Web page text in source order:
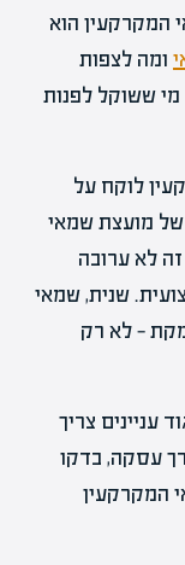
המקרקעין הוא
ומה לצפות
ששוקל לפנות
לוקח על
של מועצת שמאי
לא ערובה
שנית, שמאי
— לא רק
עניינים צריך
עסקה, בדקו
המקרקעין